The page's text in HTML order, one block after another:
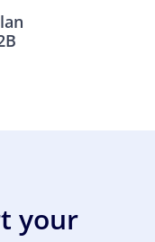
your